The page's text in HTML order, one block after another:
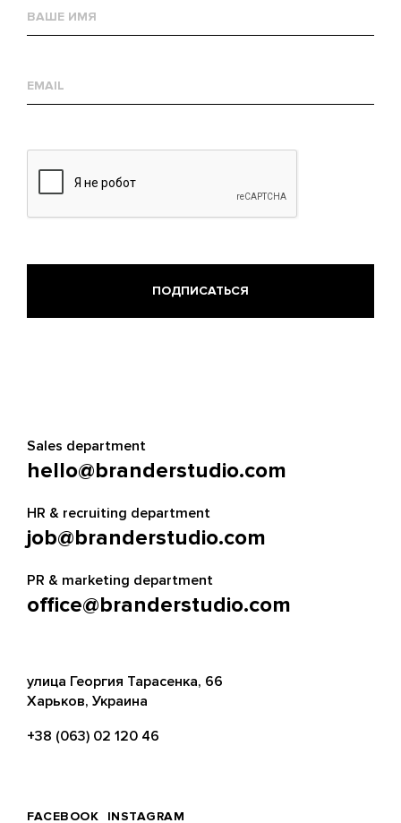
mail
Sales department
hello@branderstudio.com
HR & recruiting department
job@branderstudio.com
PR & marketing department
office@branderstudio.com
улица Георгия Тарасенка, 66
Харьков, Украина
+38 (063) 02 120 46
FACEBOOK INSTAGRAM